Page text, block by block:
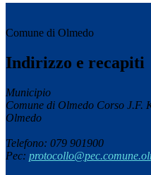
Comune di Olmedo
Indirizzo e recapiti
Municipio
Comune di Olmedo Corso J.F.
Olmedo
Telefono: 079 901900
Pec: